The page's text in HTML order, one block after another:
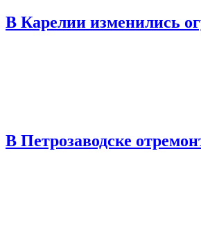
В Карелии изменились
В Петрозаводске